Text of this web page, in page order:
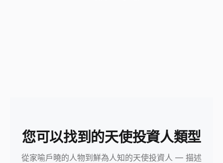
您可以找到的天使投資人類型
從家喻戶曉的人物到鮮為人知的天使投資人 — 描述